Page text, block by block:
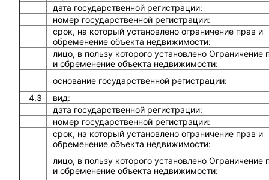
дата государственной регистрации:
номер государственной регистрации:
срок, на который установлено ограничение прав и
обременение объекта недвижимости:
лицо, в пользу которого установлено Ограничение
и обременение объекта недвижимости:
основание государственной регистрации:
4.3
вид:
дата государственной регистрации:
номер государственной регистрации:
срок, на который установлено ограничение прав и
обременение объекта недвижимости:
лицо, в пользу которого установлено Ограничение
и обременение объекта недвижимости: